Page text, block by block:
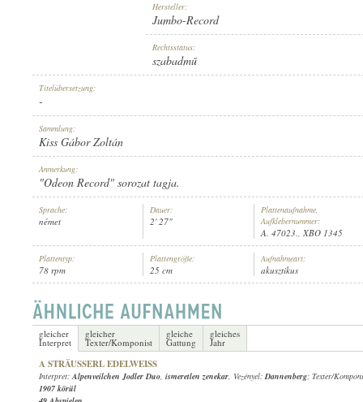
PLATTENAUFNAHME:
Hersteller:
Jumbo-Record
Rechtsstatus:
szabadmű
Titelübersetzung:
-
Sammlung:
Kiss Gábor Zoltán
Anmerkung:
"Odeon Record" sorozat tagja.
Sprache:
német
Dauer:
2' 27"
Plattenaufnahme,
Aufklebernummer:
A. 47023., XBO 1345
Plattentyp:
78 rpm
Plattengröße:
25 cm
Aufnahmeart:
akusztikus
gleicher
Interpret
gleicher
Texter/Komponist
gleiche
Gattung
gleiches
Jahr
A STRÄUSSERL EDELWEISS
Interpret:Alpenveilchen Jodler Duo, ismeretlen zenekar, Vezényel:Dannenberg; Texter/
1907 körül